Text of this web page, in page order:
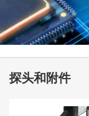
探头和附件